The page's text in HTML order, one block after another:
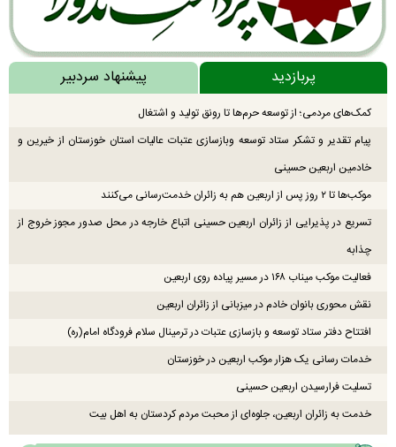
پربازدید پیشنهاد سردبیر
کمک‌های مردمی؛ از توسعه حرم‌ها تا رونق تولید و اشتغال
پیام تقدیر و تشکر ستاد توسعه وبازسازی عتبات عالیات استان خوزستان از خیرین و
خادمین اربعین حسینی
موکب‌ها تا ۲ روز پس از اربعین هم به زائران خدمت‌رسانی می‌کنند
تسریع در پذیرایی از زائران اربعین حسینی اتباع خارجه در محل صدور مجوز خروج از
چذابه
فعالیت موکب میناب ۱۶۸ در مسیر پیاده روی اربعین
نقش محوری بانوان خادم در میزبانی از زائران اربعین
افتتاح دفتر ستاد توسعه و بازسازی عتبات در ترمینال سلام فرودگاه امام(ره)
خدمات رسانی یک هزار موکب اربعین در خوزستان
تسلیت فرارسیدن اربعین حسینی
خدمت به زائران اربعین، جلوه‌ای از محبت مردم کردستان به اهل بیت